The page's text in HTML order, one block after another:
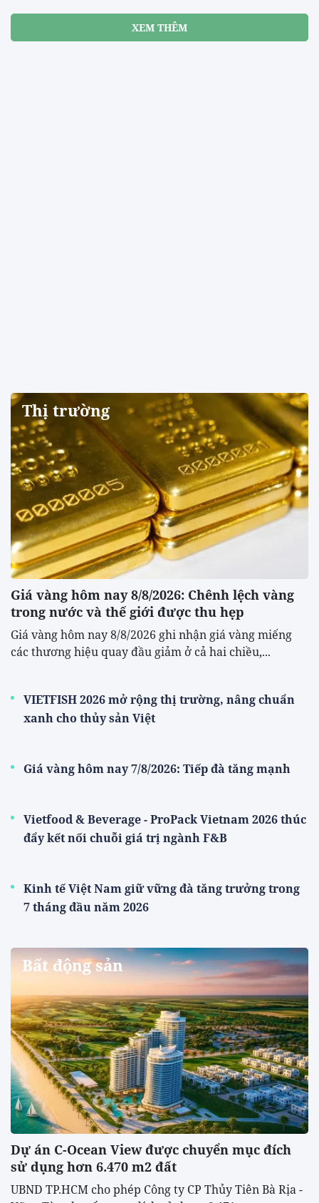
XEM THÊM
Thị trường
Giá vàng hôm nay 8/8/2026: Chênh lệch vàng
trong nước và thế giới được thu hẹp
Giá vàng hôm nay 8/8/2026 ghi nhận giá vàng miếng
các thương hiệu quay đầu giảm ở cả hai chiều,...
VIETFISH 2026 mở rộng thị trường, nâng chuẩn
xanh cho thủy sản Việt
Giá vàng hôm nay 7/8/2026: Tiếp đà tăng mạnh
Vietfood & Beverage - ProPack Vietnam 2026 thúc
đẩy kết nối chuỗi giá trị ngành F&B
Kinh tế Việt Nam giữ vững đà tăng trưởng trong
7 tháng đầu năm 2026
Bất động sản
Dự án C-Ocean View được chuyển mục đích
sử dụng hơn 6.470 m2 đất
UBND TP.HCM cho phép Công ty CP Thủy Tiên Bà Rịa -